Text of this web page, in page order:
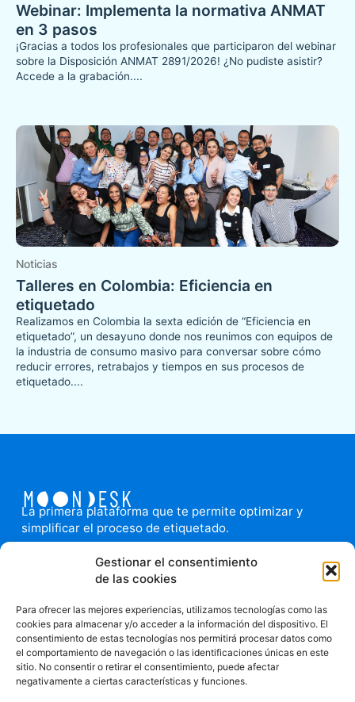
Gestionar el consentimiento
de las cookies
Para ofrecer las mejores experiencias, utilizamos tecnologías como las
cookies para almacenar y/o acceder a la información del dispositivo. El
consentimiento de estas tecnologías nos permitirá procesar datos como
el comportamiento de navegación o las identificaciones únicas en este
sitio. No consentir o retirar el consentimiento, puede afectar
negativamente a ciertas características y funciones.
Webinar: Implementa la normativa ANMAT
en 3 pasos
¡Gracias a todos los profesionales que participaron del webinar
sobre la Disposición ANMAT 2891/2026! ¿No pudiste asistir?
Accede a la grabación....
Noticias
Talleres en Colombia: Eficiencia en
etiquetado
Realizamos en Colombia la sexta edición de “Eficiencia en
etiquetado”, un desayuno donde nos reunimos con equipos de
la industria de consumo masivo para conversar sobre cómo
reducir errores, retrabajos y tiempos en sus procesos de
etiquetado....
La primera plataforma que te permite optimizar y
simplificar el proceso de etiquetado.
El aliado tecnológico de tu equipo: Integra
proveedores, equipos e imprenta facilitando la fluidez
en la comunicación y la sincronía de las tareas. Agiliza
y permite la trazabilidad de las tareas relacionadas
con el diseño de packaging. Todo en un solo lugar.